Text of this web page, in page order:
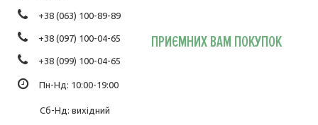
+38 (063) 100-89-89
+38 (097) 100-04-65
+38 (099) 100-04-65
Пн-Нд: 10:00-19:00
Сб-Нд: вихідний
ПРИЄМНИХ ВАМ ПОКУПОК